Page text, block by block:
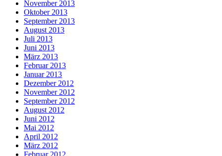
November 2013
Oktober 2013
September 2013
August 2013
Juli 2013
Juni 2013
März 2013
Februar 2013
Januar 2013
Dezember 2012
November 2012
September 2012
August 2012
Juni 2012
Mai 2012
April 2012
März 2012
Februar 2012